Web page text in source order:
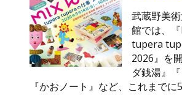
武蔵野美
館では、
tupera
2026』を
ダ銭湯』
『かおノート』など、これまで